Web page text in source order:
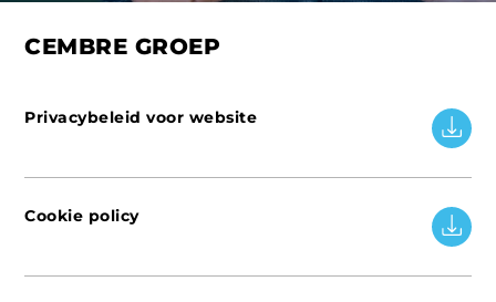
CEMBRE GROEP
Privacybeleid voor website
Cookie policy